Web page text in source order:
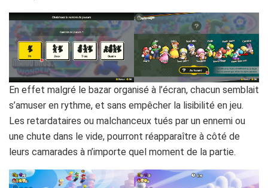
En effet malgré le bazar organisé à l’écran, chacun semblait
s’amuser en rythme, et sans empêcher la lisibilité en jeu.
Les retardataires ou malchanceux tués par un ennemi ou
une chute dans le vide, pourront réapparaître à côté de
leurs camarades à n’importe quel moment de la partie.